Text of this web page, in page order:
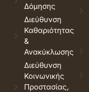
Δόμησης
Διεύθυνση
Καθαριότητας
&
Ανακύκλωσης
Διεύθυνση
Κοινωνικής
Προστασίας,